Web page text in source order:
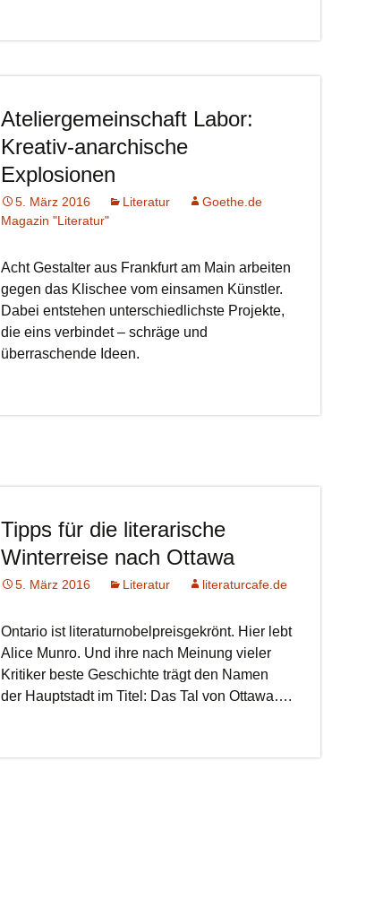
Ateliergemeinschaft Labor:
Kreativ-anarchische
Explosionen
5. März 2016 Literatur
Goethe.de
Magazin "Literatur"
Acht Gestalter aus Frankfurt am Main arbeiten
gegen das Klischee vom einsamen Künstler.
Dabei entstehen unterschiedlichste Projekte,
die eins verbindet – schräge und
überraschende Ideen.
Tipps für die literarische
Winterreise nach Ottawa
5. März 2016 Literatur literaturcafe.de
Ontario ist literaturnobelpreisgekrönt. Hier lebt
Alice Munro. Und ihre nach Meinung vieler
Kritiker beste Geschichte trägt den Namen
der Hauptstadt im Titel: Das Tal von Ottawa….